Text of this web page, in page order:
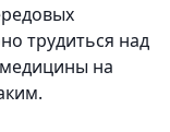
трудиться над
на